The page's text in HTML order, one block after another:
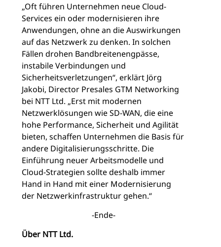
„Oft führen Unternehmen neue Cloud-
Services ein oder modernisieren ihre
Anwendungen, ohne an die Auswirkungen
auf das Netzwerk zu denken. In solchen
Fällen drohen Bandbreitenengpässe,
instabile Verbindungen und
Sicherheitsverletzungen“, erklärt Jörg
Jakobi, Director Presales GTM Networking
bei NTT Ltd. „Erst mit modernen
Netzwerklösungen wie SD-WAN, die eine
hohe Performance, Sicherheit und Agilität
bieten, schaffen Unternehmen die Basis für
andere Digitalisierungsschritte. Die
Einführung neuer Arbeitsmodelle und
Cloud-Strategien sollte deshalb immer
Hand in Hand mit einer Modernisierung
der Netzwerkinfrastruktur gehen.“
-Ende-
Über NTT Ltd.